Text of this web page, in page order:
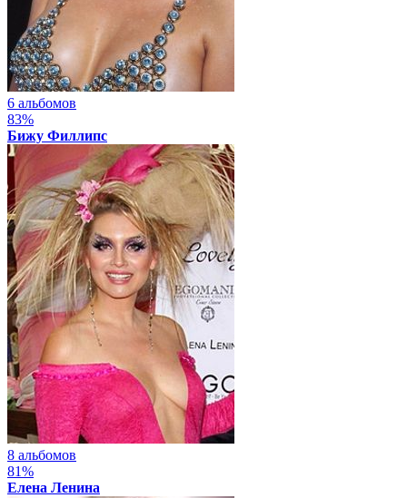
6 альбомов
83%
Бижу Филлипс
8 альбомов
81%
Елена Ленина